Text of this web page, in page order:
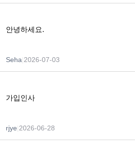
안녕하세요.
Seha 2026-07-03
가입인사
rjye 2026-06-28